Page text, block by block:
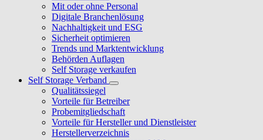
Mit oder ohne Personal
Digitale Branchenlösung
Nachhaltigkeit und ESG
Sicherheit optimieren
Trends und Marktentwicklung
Behörden Auflagen
Self Storage verkaufen
Self Storage Verband
Qualitätssiegel
Vorteile für Betreiber
Probemitgliedschaft
Vorteile für Hersteller und Dienstleister
Herstellerverzeichnis